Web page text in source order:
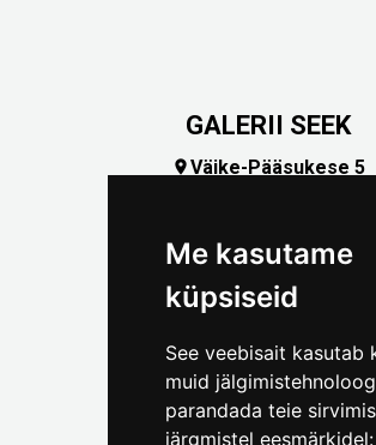
Me kasutame
küpsiseid
See veebisait kasutab
muid
parandada teie
järgmistel eesmärkidel:
GALERII SEEK
Väike-Pääsukese 5